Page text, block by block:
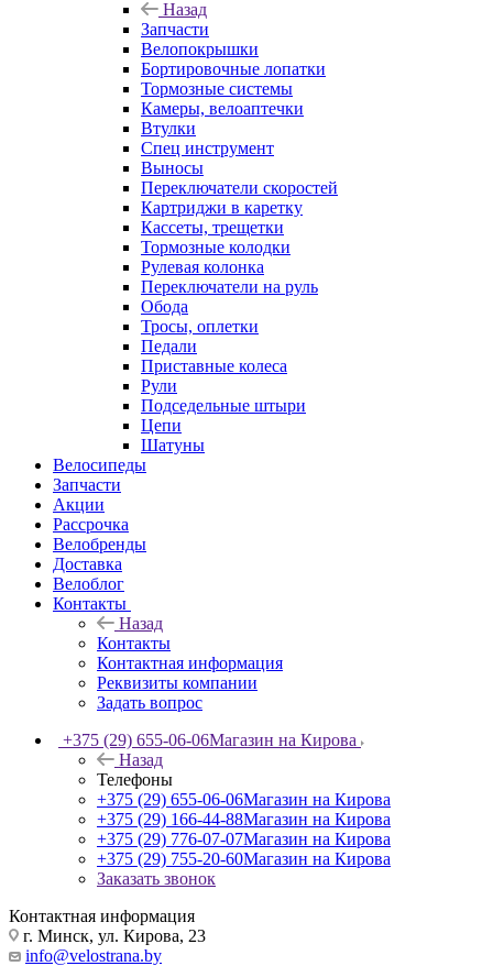
Назад
Запчасти
Велопокрышки
Бортировочные лопатки
Тормозные системы
Камеры, велоаптечки
Втулки
Спец инструмент
Выносы
Переключатели скоростей
Картриджи в каретку
Кассеты, трещетки
Тормозные колодки
Рулевая колонка
Переключатели на руль
Обода
Тросы, оплетки
Педали
Приставные колеса
Рули
Подседельные штыри
Цепи
Шатуны
Велосипеды
Запчасти
Акции
Рассрочка
Велобренды
Доставка
Велоблог
Контакты
Назад
Контакты
Контактная информация
Реквизиты компании
Задать вопрос
+375 (29) 655-06-06Магазин на Кирова
Назад
Телефоны
+375 (29) 655-06-06Магазин на Кирова
+375 (29) 166-44-88Магазин на Кирова
+375 (29) 776-07-07Магазин на Кирова
+375 (29) 755-20-60Магазин на Кирова
Заказать звонок
Контактная информация
г. Минск, ул. Кирова, 23
info@velostrana.by